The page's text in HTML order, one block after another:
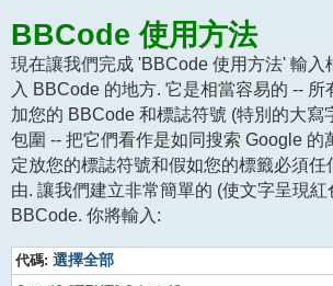
BBCode 使用方法
現在讓我們完成 'BBCode 使用方法' 輸入
入 BBCode 的地方. 它是相當容易的 -- 所
加您的 BBCode 和標誌符號 (特別的大寫
包圍 -- 把它們看作是如同搜索 Google 的
定放您的標誌符號和假如您的標籤必須任
由. 讓我們建立非常簡單的 (使文字呈現紅
BBCode. 你將輸入:
代碼: 選擇全部